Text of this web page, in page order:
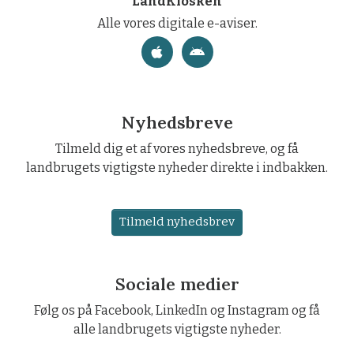
Alle vores digitale e-aviser.
Nyhedsbreve
Tilmeld dig et af vores nyhedsbreve, og få
landbrugets vigtigste nyheder direkte i indbakken.
Tilmeld nyhedsbrev
Sociale medier
Følg os på Facebook, LinkedIn og Instagram og få
alle landbrugets vigtigste nyheder.